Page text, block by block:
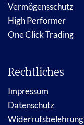
Vermögensschutz
High Performer
One Click Trading
Rechtliches
Impressum
Datenschutz
Widerrufsbelehrung